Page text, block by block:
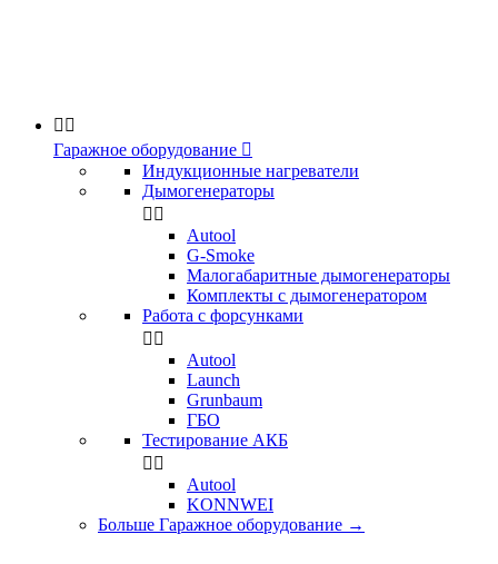
 
Гаражное оборудование 
Индукционные нагреватели
Дымогенераторы
 
Аutool
G-Smoke
Малогабаритные дымогенераторы
Комплекты с дымогенератором
Работа с форсунками
 
Autool
Launch
Grunbaum
ГБО
Тестирование АКБ
 
Autool
KONNWEI
Больше Гаражное оборудование →